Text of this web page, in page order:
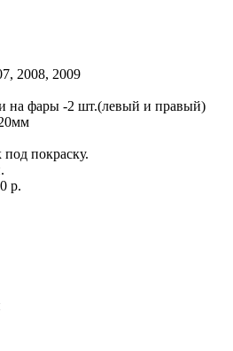
2008, 2009
на фары -2 шт.(левый и правый)
покраску.
р.